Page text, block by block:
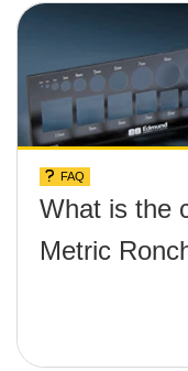
FAQ
What is the
Metric